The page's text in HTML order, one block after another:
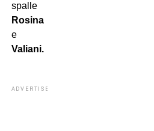
spalle
Rosina
e
Valiani.
ADVERTISEMENT